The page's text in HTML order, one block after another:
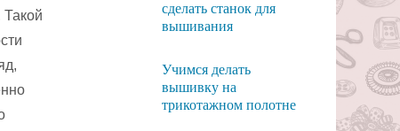
сделать станок для
вышивания
Учимся делать
вышивку на
трикотажном полотне